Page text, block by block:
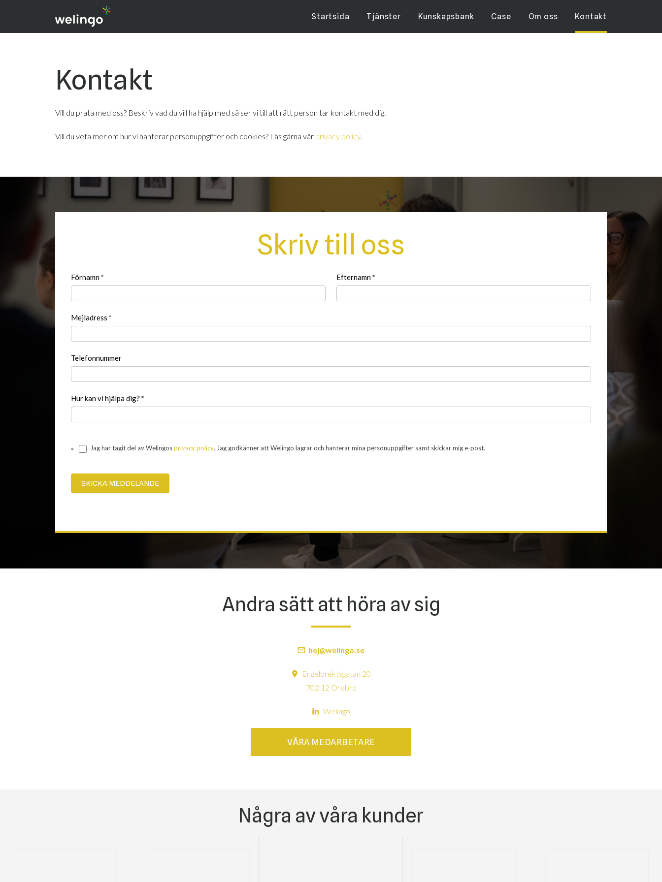
Startsida Tjänster Kunskapsbank Case Om oss Kontakt
Kontakt
Vill du prata med oss? Beskriv vad du vill ha hjälp med så ser vi till att rätt person tar kontakt med dig.
Vill du veta mer om hur vi hanterar personuppgifter och cookies? Läs gärna vår privacy policy.
Skriv till oss
Kontakta
Förnamn* Efternamn*
Mejladress *
Telefonnummer
Hur kan vi hjälpa dig? *
* Jag har tagit del av Welingosprivacy policy. Jag godkänner att Welingo lagrar och hanterar mina personuppgifter samt skickar mig e-post.
SKICKA MEDDELANDE
Andra sätt att höra av sig
hej@welingo.se
Engelbrektsgatan 20
702 12 Örebro
Welingo
VÅRA MEDARBETARE
Några av våra kunder